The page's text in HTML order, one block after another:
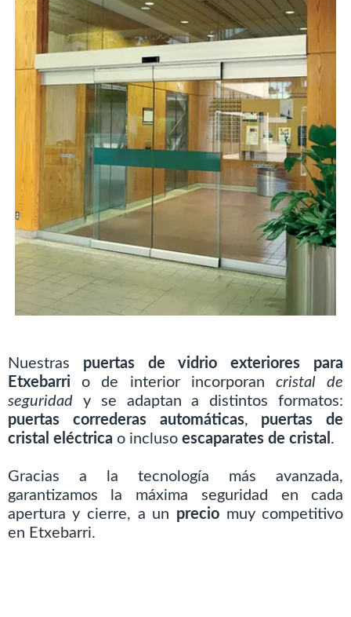
Nuestras puertas de vidrio exteriores para
Etxebarri o de interior incorporan cristal de
seguridady se adaptan a distintos formatos:
puertas correderas automáticas, puertas de
cristal eléctrica o incluso escaparates de cristal .
Gracias a la tecnología más avanzada,
garantizamos la máxima seguridad en cada
apertura y cierre, a un preciomuy competitivo
en Etxebarri.